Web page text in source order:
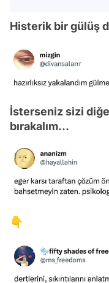
Histerik bir gülüş
İsterseniz sizi
bırakalım...
👇